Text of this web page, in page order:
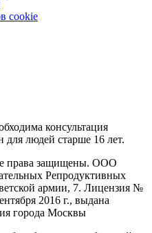
cookie
консультация
для людей старше 16 лет.
права защищены. ООО
Репродуктивных
армии, 7. Лицензия №
2016 г., выдана
города Москвы